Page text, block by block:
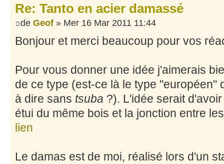
Re: Tanto en acier damassé
de Geof » Mer 16 Mar 2011 11:44
Bonjour et merci beaucoup pour vos
Pour vous donner une idée j'aimerais
de ce type (est-ce là le type "européen"
à dire sans tsuba ?). L'idée serait
étui du même bois et la jonction entre
lien
Le damas est de moi, réalisé lors d'un